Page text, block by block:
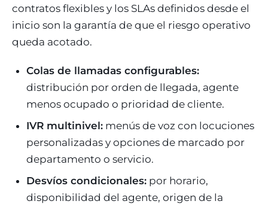
contratos flexibles y los SLAs definidos desde el
inicio son la garantía de que el riesgo operativo
queda acotado.
Colas de llamadas configurables:
distribución por orden de llegada, agente
menos ocupado o prioridad de cliente.
IVR multinivel: menús de voz con locuciones
personalizadas y opciones de marcado por
departamento o servicio.
Desvíos condicionales: por horario,
disponibilidad del agente, origen de la